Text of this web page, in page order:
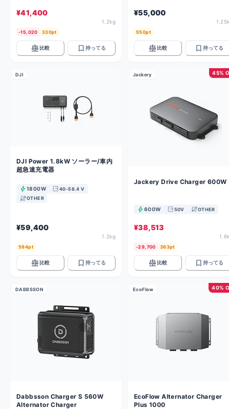
¥41,400
1.2kg
-15,020 330pt
balance 比較 bookmark 持ってる
¥55,000
550pt
balance 比較 bookmark 持ってる
DJI
DJI Power 1.8kW ソーラー/車内
超急速充電器
bolt1800W output40-58.4 V
cableOTHER
¥59,400
1.2kg
594pt
balance 比較 bookmark 持ってる
45%
Jackery
Jackery Drive Charger 600W
bolt600W output50V cableOTHER
¥38,513
-29,700 363pt
balance 比較 bookmark 持ってる
DABBSSON
Dabbsson Charger S 560W
Alternator Charger
40%
EcoFlow
EcoFlow Alternator Charger
Plus 1000